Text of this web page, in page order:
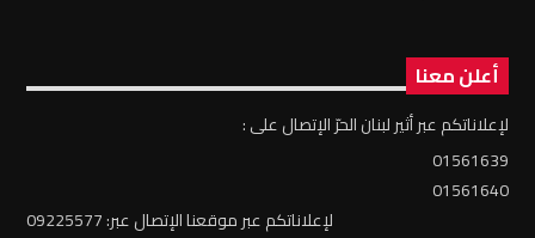
أعلن معنا
لإعلاناتكم عبر أثير لبنان الحرّ الإتصال على :
01561639
01561640
لإعلاناتكم عبر موقعنا الإتصال عبر: 09225577